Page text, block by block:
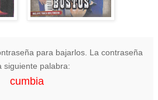
para bajarlos. La contraseña
siguiente palabra:
cumbia